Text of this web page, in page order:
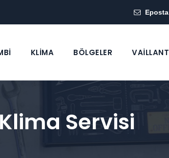
KLİMA BÖLGELER VAİLLANT
Servisi